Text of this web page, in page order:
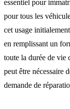
essentiel pour
pour tous les
cet usage
en remplissant un
toute la durée de vie
peut être nécessaire
demande de